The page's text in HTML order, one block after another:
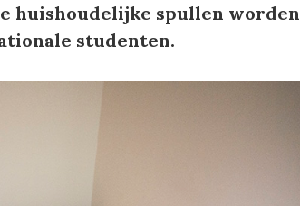
huishoudelijke spullen worden
studenten.